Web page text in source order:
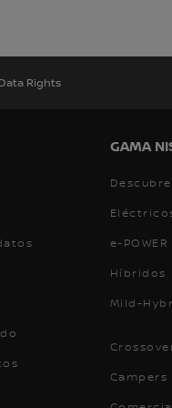
Data Rights
GAMA
e-POWER
Híbridos
Mild-
Campers